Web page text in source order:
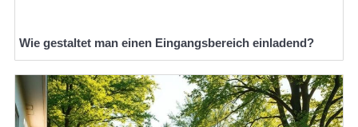
Wie gestaltet man einen Eingangsbereich einladend?